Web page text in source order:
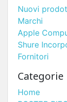
Nuovi
Marchi
Apple
Shure
Fornitori
Categorie
Home